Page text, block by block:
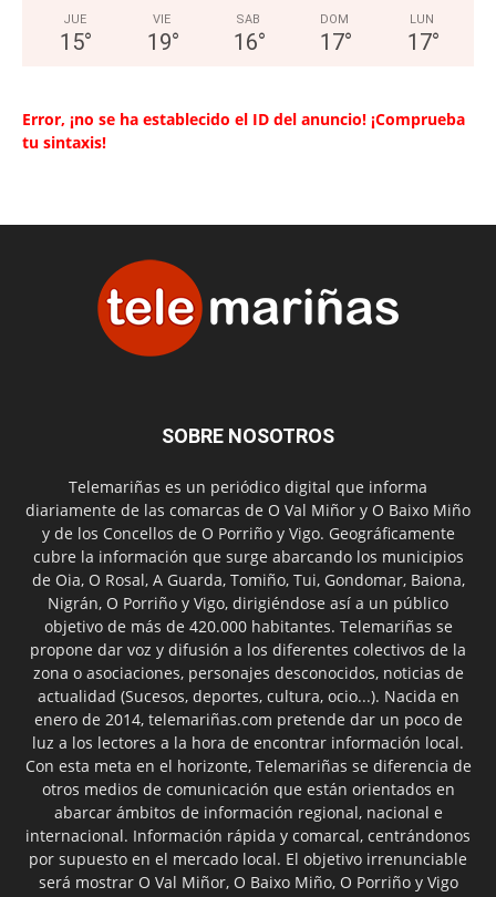
JUE
15°
VIE
19°
SAB
16°
DOM
17°
LUN
17°
Error, ¡no se ha establecido el ID del anuncio! ¡Comprueba
tu sintaxis!
SOBRE NOSOTROS
Telemariñas es un periódico digital que informa
diariamente de las comarcas de O Val Miñor y O Baixo Miño
y de los Concellos de O Porriño y Vigo. Geográficamente
cubre la información que surge abarcando los municipios
de Oia, O Rosal, A Guarda, Tomiño, Tui, Gondomar, Baiona,
Nigrán, O Porriño y Vigo, dirigiéndose así a un público
objetivo de más de 420.000 habitantes. Telemariñas se
propone dar voz y difusión a los diferentes colectivos de la
zona o asociaciones, personajes desconocidos, noticias de
actualidad (Sucesos, deportes, cultura, ocio...). Nacida en
enero de 2014, telemariñas.com pretende dar un poco de
luz a los lectores a la hora de encontrar información local.
Con esta meta en el horizonte, Telemariñas se diferencia de
otros medios de comunicación que están orientados en
abarcar ámbitos de información regional, nacional e
internacional. Información rápida y comarcal, centrándonos
por supuesto en el mercado local. El objetivo irrenunciable
será mostrar O Val Miñor, O Baixo Miño, O Porriño y Vigo